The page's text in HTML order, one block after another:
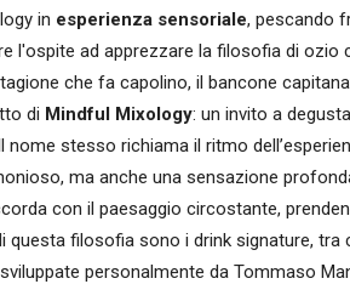
in esperienza sensoriale, pescando
l'ospite ad apprezzare la filosofia di ozio
che fa capolino, il bancone
di Mindful Mixology: un invito a
nome stesso richiama il ritmo
ma anche una sensazione
con il paesaggio circostante,
questa filosofia sono i drink signature, tra
personalmente da Tommaso